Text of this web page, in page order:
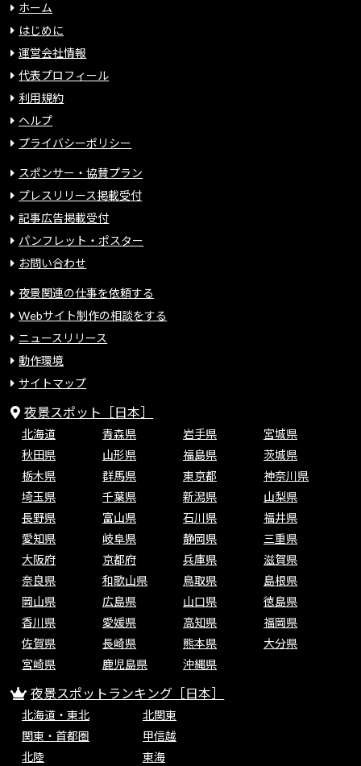
ホーム
はじめに
運営会社情報
代表プロフィール
利用規約
ヘルプ
プライバシーポリシー
スポンサー・協賛プラン
プレスリリース掲載受付
記事広告掲載受付
パンフレット・ポスター
お問い合わせ
夜景関連の仕事を依頼する
Webサイト制作の相談をする
ニュースリリース
動作環境
サイトマップ
夜景スポット［日本］
北海道 青森県 岩手県
宮城県
秋田県
山形県 福島県
茨城県
栃木県
群馬県 東京都
神奈川県
埼玉県
千葉県 新潟県
山梨県
長野県
富山県 石川県
福井県
愛知県
岐阜県 静岡県
三重県
大阪府
京都府 兵庫県
滋賀県
奈良県
和歌山県 鳥取県
島根県
岡山県
広島県 山口県
徳島県
香川県
愛媛県 高知県
福岡県
佐賀県
長崎県 熊本県
大分県
宮崎県
鹿児島県 沖縄県
夜景スポットランキング［日本］
北海道・東北
北関東
関東・首都圏
甲信越
北陸
東海